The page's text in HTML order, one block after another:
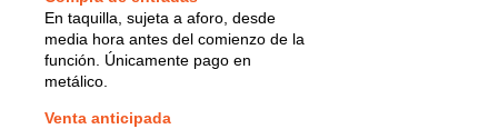
En taquilla, sujeta a aforo, desde
media hora antes del comienzo de la
función. Únicamente pago en
metálico.
Venta anticipada